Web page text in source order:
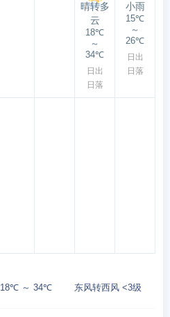
晴转多
云
18℃
～
34℃
日出
日落
小雨
15℃
～
26℃
日出
日落
18℃ ～ 34℃ 东风转西风 <3级